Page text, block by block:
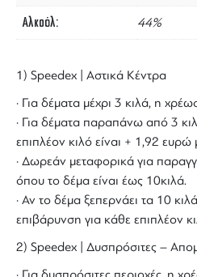
Αλκοόλ 44%
1) Speedex | Αστικά Κέντρα
· Για δέματα μέχρι 3 κιλά, η
· Για δέματα παραπάνω από 3
επιπλέον κιλό είναι + 1,92
· Δωρεάν μεταφορικά για
όπου το δέμα είναι έως 10κιλά.
· Αν το δέμα ξεπερνάει τα 10
επιβάρυνση για κάθε επιπλέον
2) Speedex | Δυσπρόσιτες –